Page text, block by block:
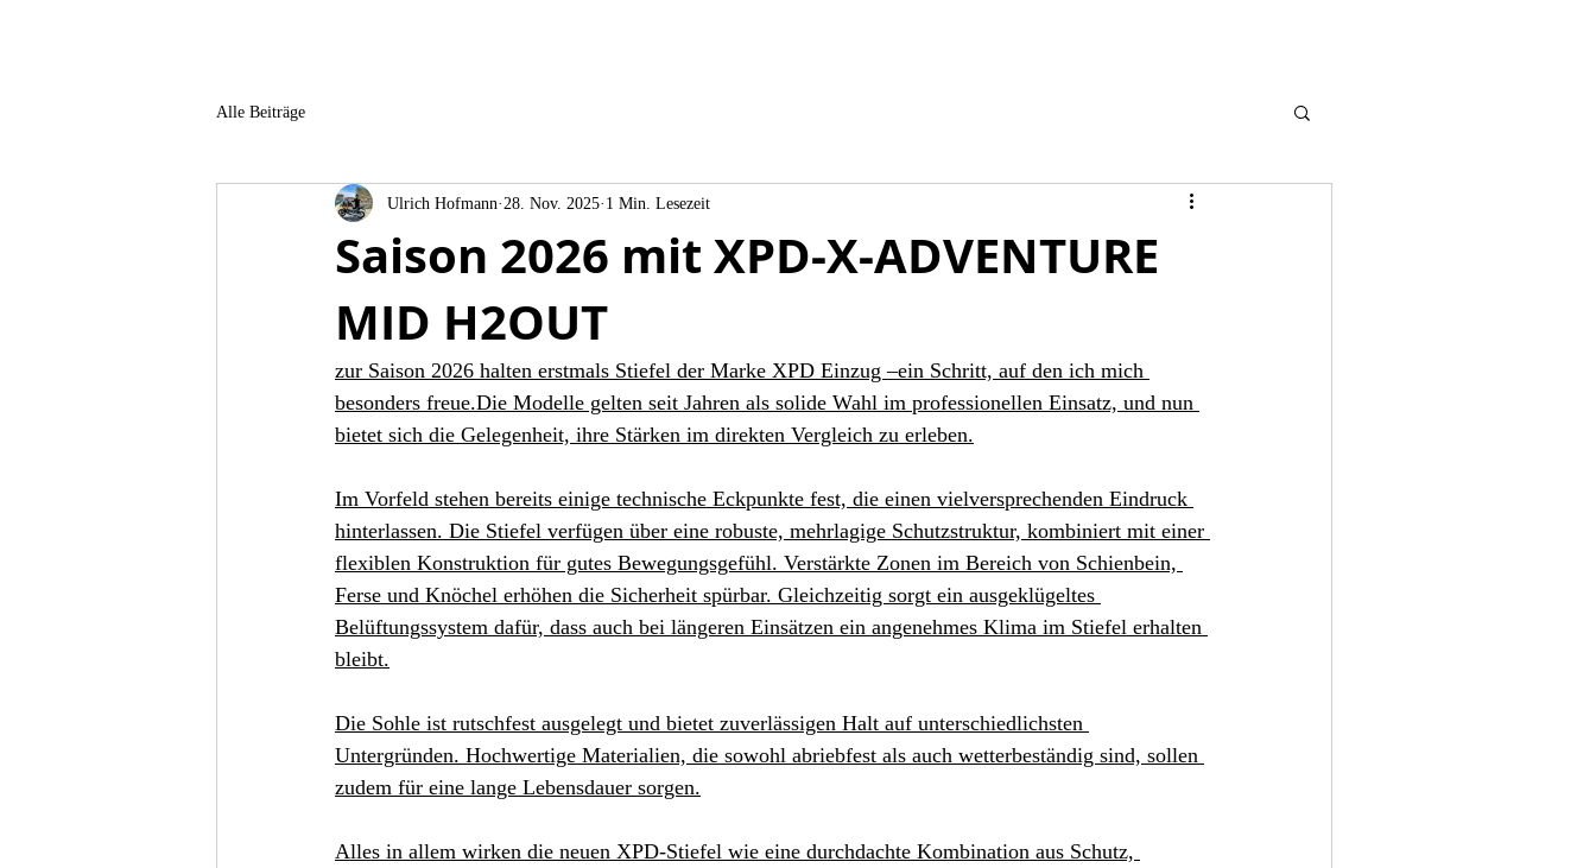
Alle Beiträge
Saison 2026 mit XPD-X-ADVENTURE
MID H2OUT
Ulrich Hofmann 28. Nov. 2025 1 Min. Lesezeit
zur Saison 2026 halten erstmals Stiefel der Marke XPD Einzug –ein Schritt, auf den ich mich
besonders freue.Die Modelle gelten seit Jahren als solide Wahl im professionellen Einsatz, und nun
bietet sich die Gelegenheit, ihre Stärken im direkten Vergleich zu erleben.
Im Vorfeld stehen bereits einige technische Eckpunkte fest, die einen vielversprechenden Eindruck
hinterlassen. Die Stiefel verfügen über eine robuste, mehrlagige Schutzstruktur, kombiniert mit einer
flexiblen Konstruktion für gutes Bewegungsgefühl. Verstärkte Zonen im Bereich von Schienbein,
Ferse und Knöchel erhöhen die Sicherheit spürbar. Gleichzeitig sorgt ein ausgeklügeltes
Belüftungssystem dafür, dass auch bei längeren Einsätzen ein angenehmes Klima im Stiefel erhalten
bleibt.
Die Sohle ist rutschfest ausgelegt und bietet zuverlässigen Halt auf unterschiedlichsten
Untergründen. Hochwertige Materialien, die sowohl abriebfest als auch wetterbeständig sind, sollen
zudem für eine lange Lebensdauer sorgen.
Alles in allem wirken die neuen XPD-Stiefel wie eine durchdachte Kombination aus Schutz,